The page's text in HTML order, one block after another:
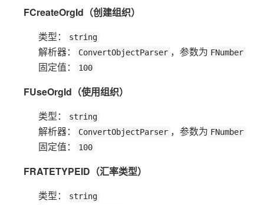
FCreateOrgId（创建组织）
类型：
string
解析器： ConvertObjectParser ，参数为 FNumber
固定值： 100
FUseOrgId（使用组织）
类型：
string
解析器： ConvertObjectParser ，参数为 FNumber
固定值： 100
FRATETYPEID（汇率类型）
类型：
string